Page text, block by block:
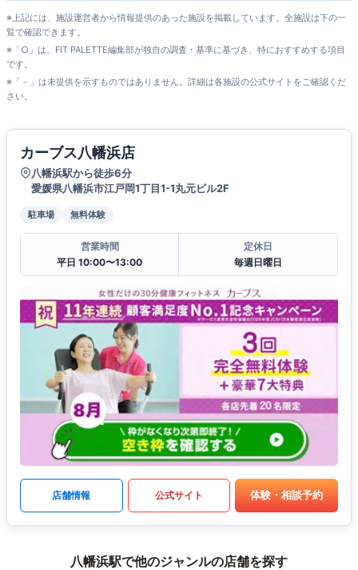
※上記には、施設運営者から情報提供のあった施設を掲載しています。全施設は下の一
覧で確認できます。
※「○」は、FIT PALETTE編集部が独自の調査・基準に基づき、特におすすめする項目
です。
※「－」は未提供を示すものではありません。詳細は各施設の公式サイトをご確認くだ
さい。
カーブス八幡浜店
八幡浜駅から徒歩6分
愛媛県八幡浜市江戸岡1丁目1-1丸元ビル2F
駐車場 無料体験
営業時間
平日 10:00〜13:00
定休日
毎週日曜日
店舗情報 公式サイト 体験・相談予約
八幡浜駅で他のジャンルの店舗を探す